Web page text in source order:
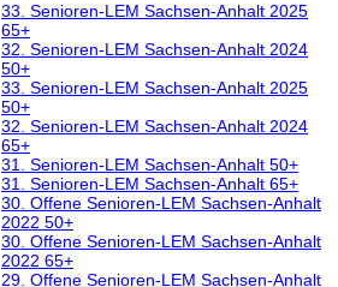
33. Senioren-LEM Sachsen-Anhalt 2025
65+
32. Senioren-LEM Sachsen-Anhalt 2024
50+
33. Senioren-LEM Sachsen-Anhalt 2025
50+
32. Senioren-LEM Sachsen-Anhalt 2024
65+
31. Senioren-LEM Sachsen-Anhalt 50+
31. Senioren-LEM Sachsen-Anhalt 65+
30. Offene Senioren-LEM Sachsen-Anhalt
2022 50+
30. Offene Senioren-LEM Sachsen-Anhalt
2022 65+
29. Offene Senioren-LEM Sachsen-Anhalt